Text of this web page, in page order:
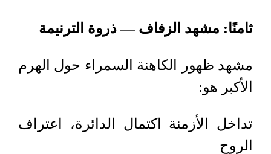
ثامنًا: مشهد الزفاف — ذروة الترنيمة
مشهد ظهور الكاهنة السمراء حول الهرم
الأكبر هو:
تداخل الأزمنة اكتمال الدائرة، اعتراف
الروح